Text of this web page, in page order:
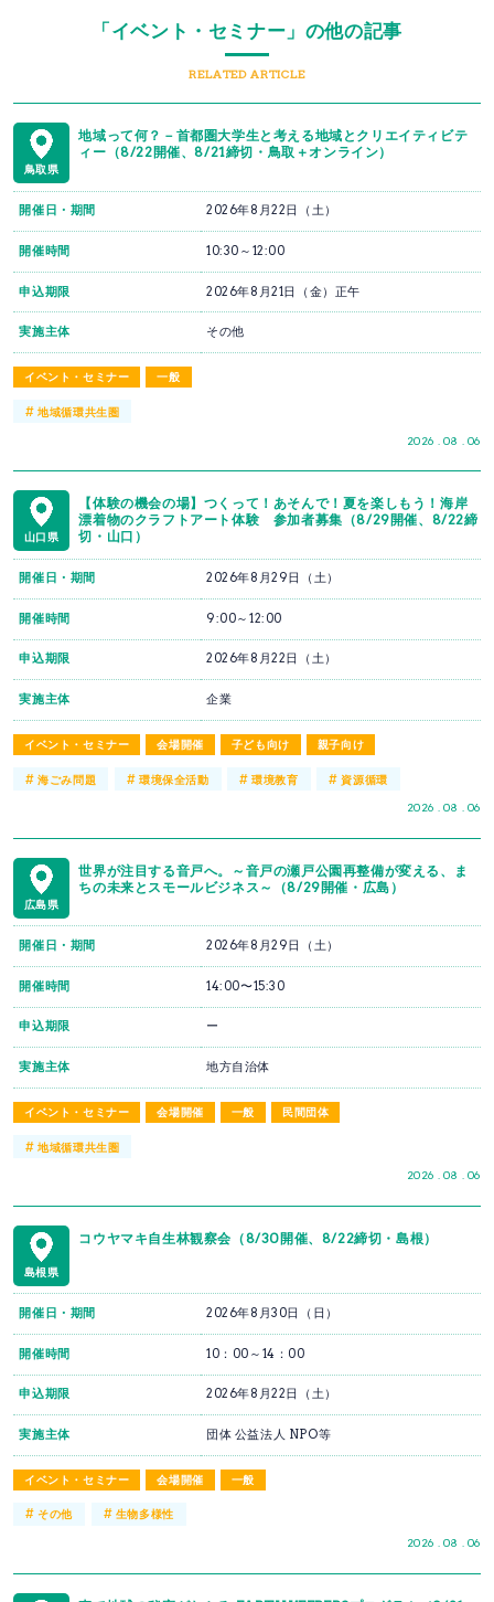
「イベント・セミナー」の他の記事
RELATED ARTICLE
鳥取県
地域って何？－首都圏大学生と考える地域とクリエイティビテ
ィー（8/22開催、8/21締切・鳥取＋オンライン）
イベント・セミナー 一般
2026 . 08 . 06
開催日・期間 2026年8月22日（土）
開催時間 10:30～12:00
申込期限 2026年8月21日（金）正午
実施主体 その他
#地域循環共生圏
山口県
【体験の機会の場】つくって！あそんで！夏を楽しもう！海岸
漂着物のクラフトアート体験 参加者募集（8/29開催、8/22締
切・山口）
イベント・セミナー 会場開催 子ども向け 親子向け
2026 . 08 . 06
開催日・期間 2026年8月29日（土）
開催時間 9:00～12:00
申込期限 2026年8月22日（土）
実施主体 企業
#海ごみ問題 # 環境保全活動 #環境教育 #資源循環
広島県
世界が注目する音戸へ。～音戸の瀬戸公園再整備が変える、ま
ちの未来とスモールビジネス～（8/29開催・広島）
イベント・セミナー 会場開催 一般 民間団体
2026 . 08 . 06
開催日・期間 2026年8月29日（土）
開催時間 14:00〜15:30
申込期限 ー
実施主体 地方自治体
#地域循環共生圏
島根県
コウヤマキ自生林観察会（8/30開催、8/22締切・島根）
イベント・セミナー 会場開催 一般
2026 . 08 . 06
開催日・期間 2026年8月30日（日）
開催時間 10：00～14：00
申込期限 2026年8月22日（土）
実施主体 団体 公益法人 NPO等
#その他 # 生物多様性